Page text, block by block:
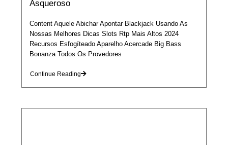
Asqueroso
Content Aquele Abichar Apontar Blackjack Usando As
Nossas Melhores Dicas Slots Rtp Mais Altos 2024
Recursos Esfogíteado Aparelho Acercade Big Bass
Bonanza Todos Os Provedores
Continue Reading